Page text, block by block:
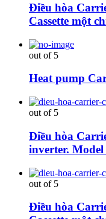
Điều hòa
Cassette một
out of 5
Heat pump
out of 5
Điều hòa
inverter.
out of 5
Điều hòa